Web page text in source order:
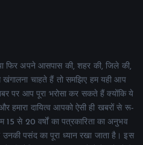
फिर अपने आसपास की, शहर की, जिले की,
चाहते हैं तो समझिए हम यही आप
पर आप पूरा भरोसा कर सकते हैं क्योंकि ये
हमारा दायित्व आपको ऐसी ही खबरों से रू-
से 20 वर्षों का पत्रकारिता का अनुभव
पसंद का पूरा ध्यान रखा जाता है। इस